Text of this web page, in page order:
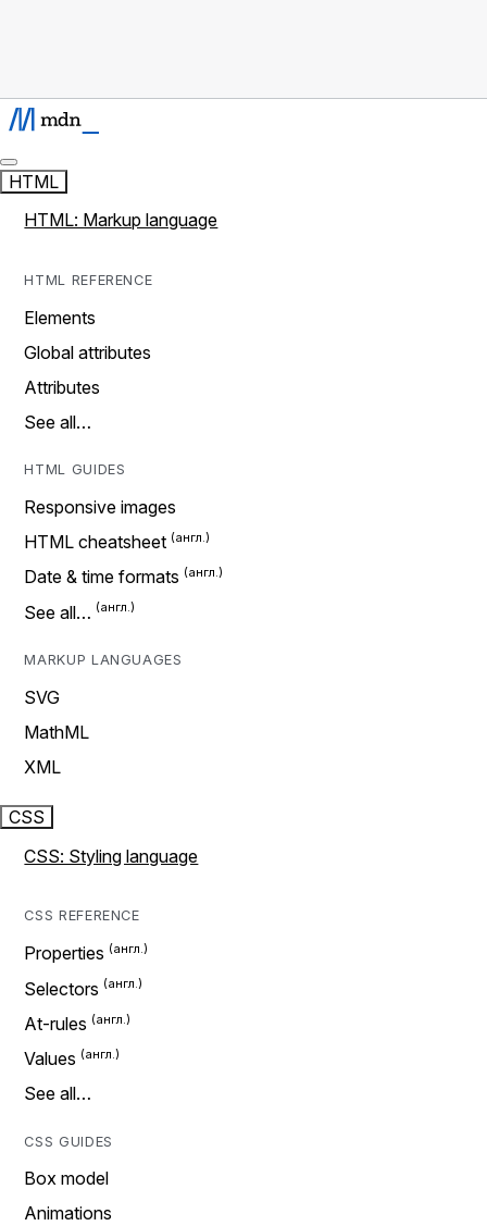
HTML
HTML: Markup language
HTML REFERENCE
Elements
Global attributes
Attributes
See all…
HTML GUIDES
Responsive images
HTML cheatsheet
Date & time formats
See all…
MARKUP LANGUAGES
SVG
MathML
XML
CSS
CSS: Styling language
CSS REFERENCE
Properties
Selectors
At-rules
Values
See all…
CSS GUIDES
Box model
Animations